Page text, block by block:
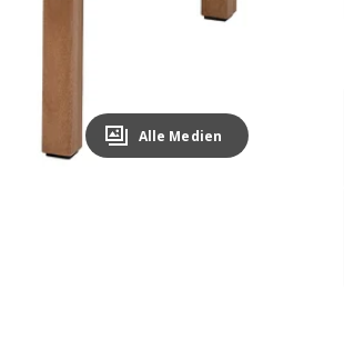
Alle Medien